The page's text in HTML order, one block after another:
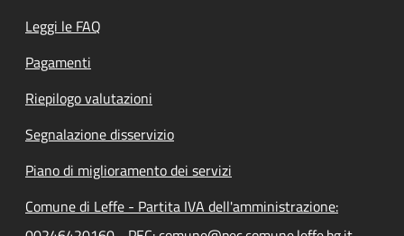
Leggi le FAQ
Pagamenti
Riepilogo valutazioni
Segnalazione disservizio
Piano di miglioramento dei servizi
Comune di Leffe - Partita IVA dell'amministrazione: